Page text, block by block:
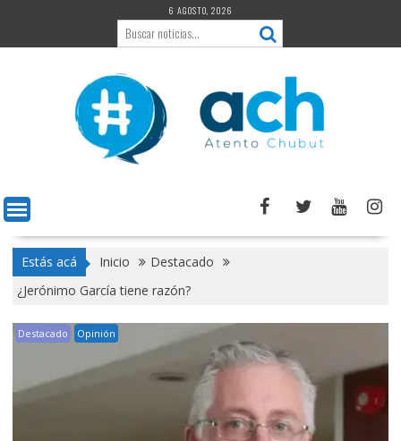
contenido
6 AGOSTO, 2026
Estás acá Inicio
Destacado
¿Jerónimo García tiene razón?
Destacado Opinión